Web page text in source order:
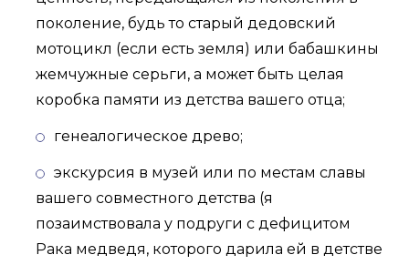
поколение, будь то старый дедовский
мотоцикл (если есть земля) или бабашкины
жемчужные серьги, а может быть целая
коробка памяти из детства вашего отца;
генеалогическое древо;
экскурсия в музей или по местам славы
вашего совместного детства (я
позаимствовала у подруги с дефицитом
Рака медведя, которого дарила ей в детстве